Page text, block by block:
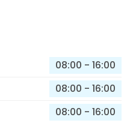
08:00 - 16:00
08:00 - 16:00
08:00 - 16:00